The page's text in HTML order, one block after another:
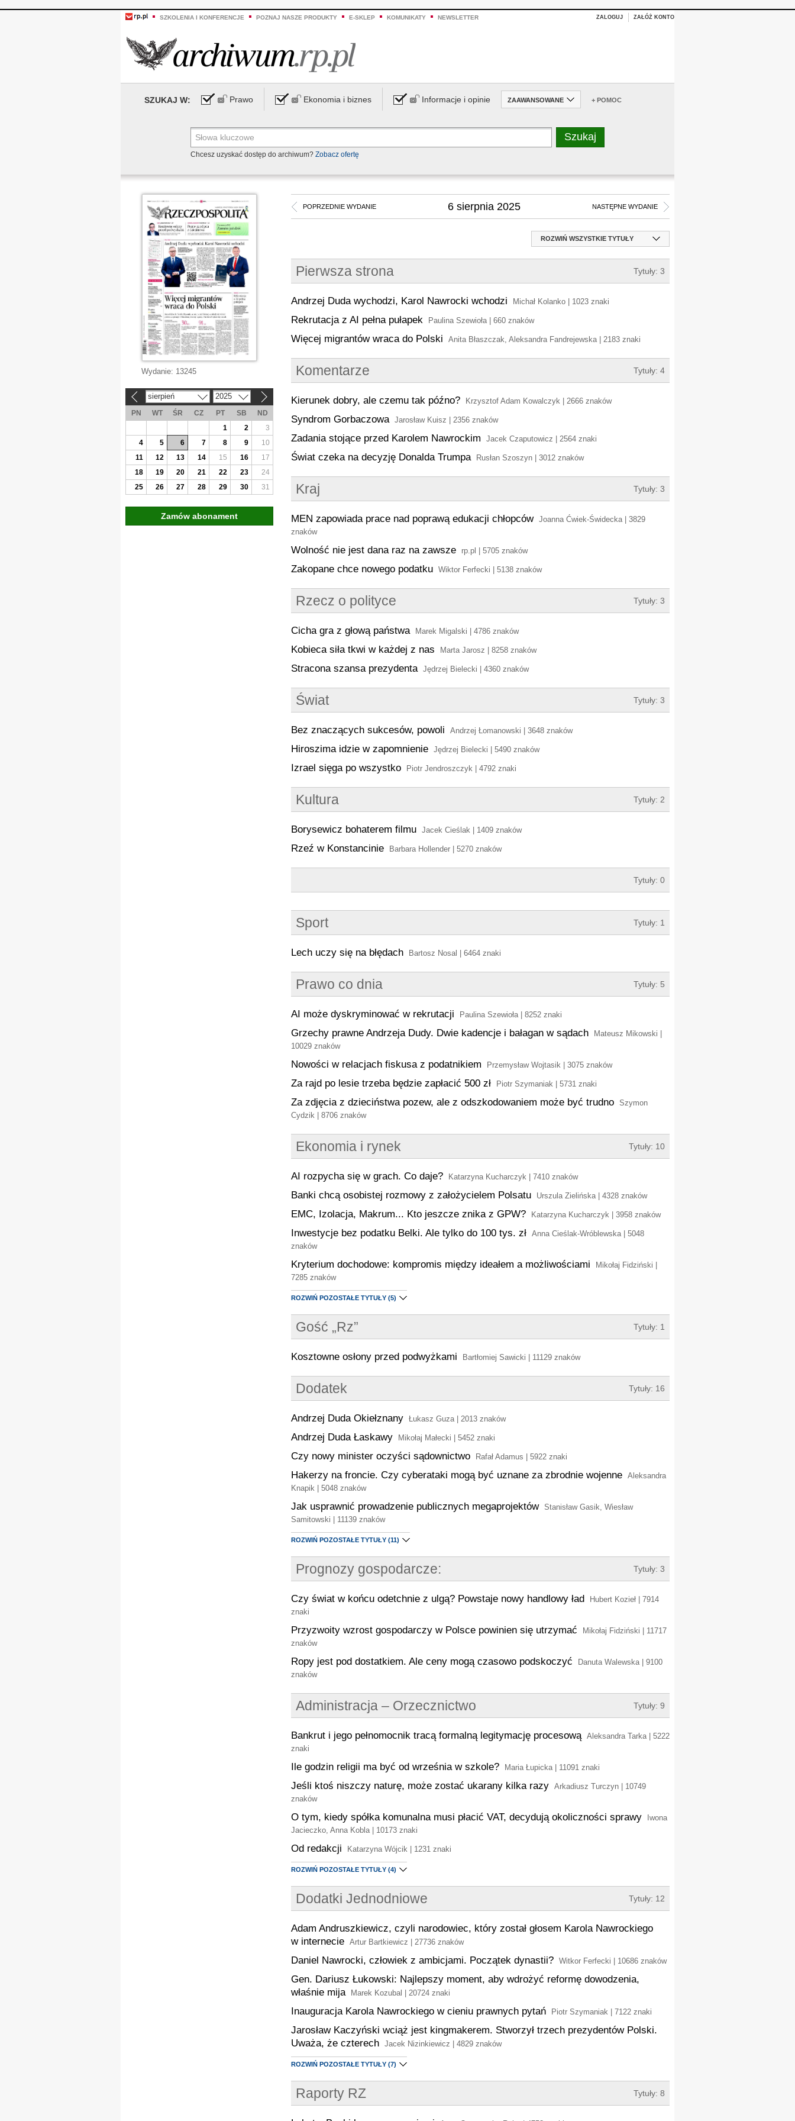
SZKOLENIA I KONFERENCJE POZNAJ NASZE PRODUKTY E-SKLEP KOMUNIKATY NEWSLETTER ZALOGUJ ZAŁÓŻ KONTO
SZUKAJ W: Prawo Ekonomia i biznes Informacje i opinie ZAAWANSOWANE + POMOC
Chcesz uzyskać dostęp do archiwum? Zobacz ofertę
POPRZEDNIE WYDANIE 6 sierpnia 2025 NASTĘPNE WYDANIE
ROZWIŃ WSZYSTKIE TYTUŁY
Pierwsza strona Tytuły: 3
Andrzej Duda wychodzi, Karol Nawrocki wchodzi Michał Kolanko | 1023 znaki
Rekrutacja z AI pełna pułapek Paulina Szewioła | 660 znaków
Więcej migrantów wraca do Polski Anita Błaszczak, Aleksandra Fandrejewska | 2183 znaki
Komentarze Tytuły: 4
Kierunek dobry, ale czemu tak późno? Krzysztof Adam Kowalczyk | 2666 znaków
Syndrom Gorbaczowa Jarosław Kuisz | 2356 znaków
Zadania stojące przed Karolem Nawrockim Jacek Czaputowicz | 2564 znaki
Świat czeka na decyzję Donalda Trumpa Rusłan Szoszyn | 3012 znaków
Kraj Tytuły: 3
MEN zapowiada prace nad poprawą edukacji chłopców Joanna Ćwiek-Świdecka | 3829
znaków
Wolność nie jest dana raz na zawsze rp.pl | 5705 znaków
Zakopane chce nowego podatku Wiktor Ferfecki | 5138 znaków
Rzecz o polityce Tytuły: 3
Cicha gra z głową państwa Marek Migalski | 4786 znaków
Kobieca siła tkwi w każdej z nas Marta Jarosz | 8258 znaków
Stracona szansa prezydenta Jędrzej Bielecki | 4360 znaków
Świat Tytuły: 3
Bez znaczących sukcesów, powoli Andrzej Łomanowski | 3648 znaków
Hiroszima idzie w zapomnienie Jędrzej Bielecki | 5490 znaków
Izrael sięga po wszystko Piotr Jendroszczyk | 4792 znaki
Kultura Tytuły: 2
Borysewicz bohaterem filmu Jacek Cieślak | 1409 znaków
Rzeź w Konstancinie Barbara Hollender | 5270 znaków
Tytuły: 0
Sport Tytuły: 1
Lech uczy się na błędach Bartosz Nosal | 6464 znaki
Prawo co dnia Tytuły: 5
AI może dyskryminować w rekrutacji Paulina Szewioła | 8252 znaki
Grzechy prawne Andrzeja Dudy. Dwie kadencje i bałagan w sądach
Mateusz Mikowski |
10029 znaków
Nowości w relacjach fiskusa z podatnikiem Przemysław Wojtasik | 3075 znaków
Za rajd po lesie trzeba będzie zapłacić 500 zł Piotr Szymaniak | 5731 znaki
Za zdjęcia z dzieciństwa pozew, ale z odszkodowaniem może być trudno Szymon
Cydzik | 8706 znaków
Ekonomia i rynek Tytuły: 10
AI rozpycha się w grach. Co daje? Katarzyna Kucharczyk | 7410 znaków
Banki chcą osobistej rozmowy z założycielem Polsatu Urszula Zielińska | 4328 znaków
EMC, Izolacja, Makrum... Kto jeszcze znika z GPW? Katarzyna Kucharczyk | 3958 znaków
Inwestycje bez podatku Belki. Ale tylko do 100 tys. zł Anna Cieślak-Wróblewska | 5048
znaków
Kryterium dochodowe: kompromis między ideałem a możliwościami
Mikołaj Fidziński |
7285 znaków
ROZWIŃ POZOSTAŁE TYTUŁY (5)
Gość „Rz” Tytuły: 1
Kosztowne osłony przed podwyżkami Bartłomiej Sawicki | 11129 znaków
Dodatek Tytuły: 16
Andrzej Duda Okiełznany Łukasz Guza | 2013 znaków
Andrzej Duda Łaskawy Mikołaj Małecki | 5452 znaki
Czy nowy minister oczyści sądownictwo Rafał Adamus | 5922 znaki
Hakerzy na froncie. Czy cyberataki mogą być uznane za zbrodnie wojenne Aleksandra
Knapik | 5048 znaków
Jak usprawnić prowadzenie publicznych megaprojektów Stanisław Gasik, Wiesław
Samitowski | 11139 znaków
ROZWIŃ POZOSTAŁE TYTUŁY (11)
Prognozy gospodarcze: Tytuły: 3
Czy świat w końcu odetchnie z ulgą? Powstaje nowy handlowy ład
Hubert Kozieł | 7914
znaki
Przyzwoity wzrost gospodarczy w Polsce powinien się utrzymać
Mikołaj Fidziński | 11717
znaków
Ropy jest pod dostatkiem. Ale ceny mogą czasowo podskoczyć
Danuta Walewska | 9100
znaków
Administracja – Orzecznictwo Tytuły: 9
Bankrut i jego pełnomocnik tracą formalną legitymację procesową Aleksandra Tarka | 5222
znaki
Ile godzin religii ma być od września w szkole? Maria Łupicka | 11091 znaki
Jeśli ktoś niszczy naturę, może zostać ukarany kilka razy Arkadiusz Turczyn | 10749
znaków
O tym, kiedy spółka komunalna musi płacić VAT, decydują okoliczności sprawy
Iwona
Jacieczko, Anna Kobla | 10173 znaki
Od redakcji Katarzyna Wójcik | 1231 znaki
ROZWIŃ POZOSTAŁE TYTUŁY (4)
Dodatki Jednodniowe Tytuły: 12
Adam Andruszkiewicz, czyli narodowiec, który został głosem Karola Nawrockiego
w internecie Artur Bartkiewicz | 27736 znaków
Daniel Nawrocki, człowiek z ambicjami. Początek dynastii? Witkor Ferfecki | 10686 znaków
Gen. Dariusz Łukowski: Najlepszy moment, aby wdrożyć reformę dowodzenia,
właśnie mija
Marek Kozubal | 20724 znaki
Inauguracja Karola Nawrockiego w cieniu prawnych pytań Piotr Szymaniak | 7122 znaki
Jarosław Kaczyński wciąż jest kingmakerem. Stworzył trzech prezydentów Polski.
Uważa, że czterech Jacek Nizinkiewicz | 4829 znaków
ROZWIŃ POZOSTAŁE TYTUŁY (7)
Raporty RZ Tytuły: 8
Wydanie: 13245
sierpień 2025
PN WT ŚR CZ PT SB
ND
1
2
3
4
5 6 7 8 9
10
11
12 13 14 15 16
17
18
19 20 21 22 23
24
25
26 27 28 29 30 31
Zamów abonament